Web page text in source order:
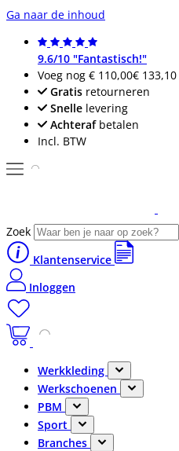
Ga naar de inhoud
9.6/10 "Fantastisch!"
Voeg nog € 110,00€ 133,10
Gratis retourneren
Snelle levering
Achterafbetalen
Incl. BTW
Zoek
Klantenservice
Inloggen
Werkkleding
Werkschoenen
PBM
Sport
Branches